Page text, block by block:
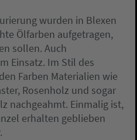
wurden in Blexen
Ölfarben aufgetragen,
sollen. Auch
Einsatz. Im Stil des
Farben Materialien wie
Rosenholz und sogar
nachgeahmt. Einmalig ist,
erhalten geblieben